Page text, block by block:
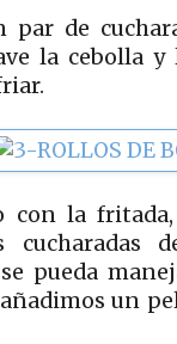
de
la cebolla
con la
cucharadas
pueda
un